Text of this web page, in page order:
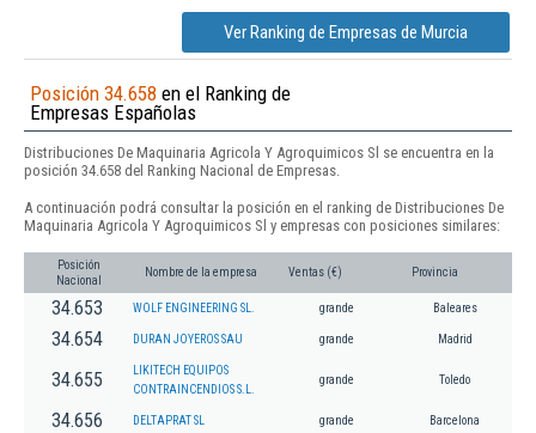
Ver Ranking de Empresas de Murcia
Posición 34.658 en el Ranking de
Empresas Españolas
Distribuciones De Maquinaria Agricola Y Agroquimicos Sl se encuentra en la
posición 34.658 del Ranking Nacional de Empresas.
A continuación podrá consultar la posición en el ranking de Distribuciones De
Maquinaria Agricola Y Agroquimicos Sl y empresas con posiciones similares:
Posición
Nacional
Nombre de la empresa Ventas (€) Provincia
34.653 WOLF ENGINEERING SL. grande Baleares
34.654 DURAN JOYEROS SAU grande Madrid
34.655
LIKITECH EQUIPOS
CONTRAINCENDIOS S.L.
grande Toledo
34.656 DELTAPRAT SL grande Barcelona